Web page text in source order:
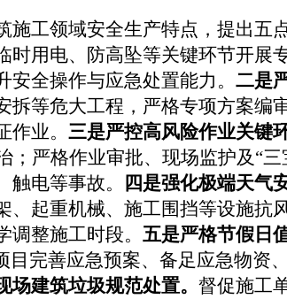
施工领域安全生产特点，提出五
时用电、
防高坠等关键环节开展
安全操作与应急处置能力。 二是
等危大工程，严格专项方案编审
业。 三是严控高风险作业关键
；严格作业审批、现场监护及 “三
触电等事故。 四是强化极端天气
、起重机械、施工围挡等设施抗
调整施工时段。 五是严格节假日
目完善应急预案、备足应急物资
场建筑垃圾规范处置。 督促施工